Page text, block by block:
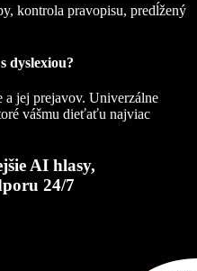
kontrola pravopisu, predĺžený
dyslexiou?
a jej prejavov. Univerzálne
vášmu dieťaťu najviac
AI hlasy,
24/7